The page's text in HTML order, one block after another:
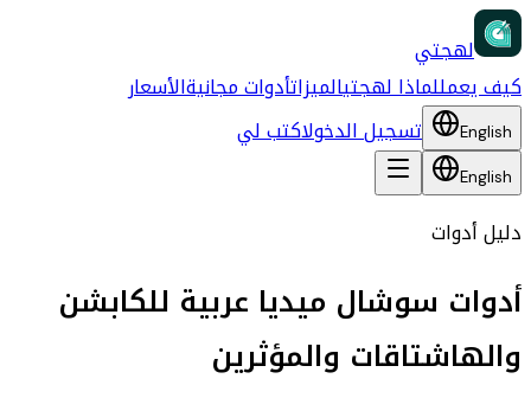
لهجتي
كيف يعمللماذا لهجتيالميزاتأدوات مجانيةالأسعار
English تسجيل الدخولاكتب لي
English
دليل أدوات
أدوات سوشال ميديا عربية للكابشن
والهاشتاقات والمؤثرين